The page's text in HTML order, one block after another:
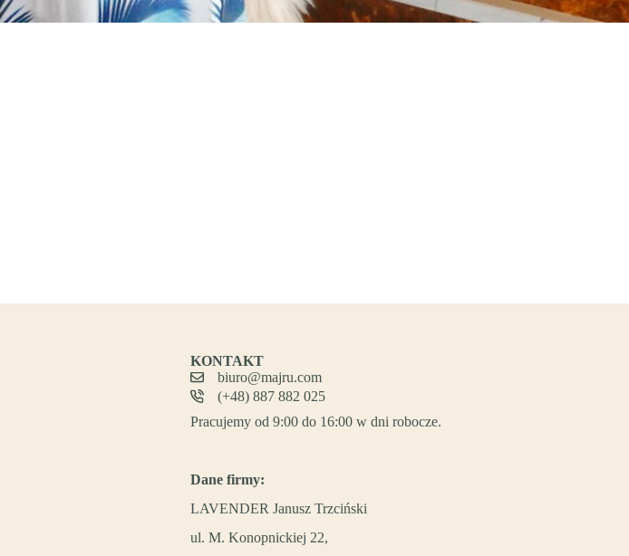
KONTAKT
biuro@majru.com
(+48) 887 882 025
Pracujemy od 9:00 do 16:00 w dni robocze.
Dane firmy:
LAVENDER Janusz Trzciński
ul. M. Konopnickiej 22,